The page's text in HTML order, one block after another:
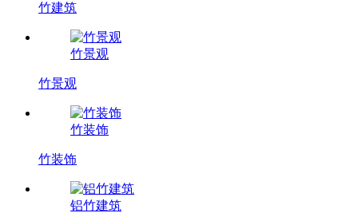
竹建筑
竹景观
竹景观
竹装饰
竹装饰
铝竹建筑